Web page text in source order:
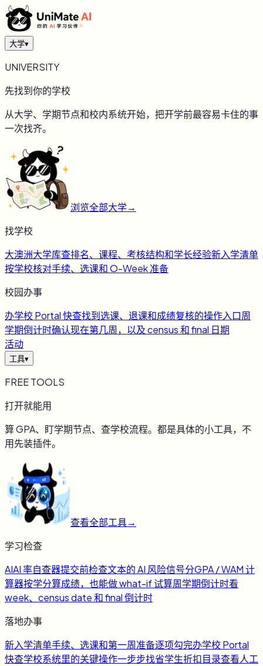
大学▾
UNIVERSITY
先找到你的学校
从大学、学期节点和校内系统开始，把开学前最容易卡住的事
一次找齐。
浏览全部大学→
找学校
大澳洲大学库查排名、课程、考核结构和学长经验新入学清单
按学校核对手续、选课和 O-Week 准备
校园办事
办学校 Portal 快查找到选课、退课和成绩复核的操作入口周
学期倒计时确认现在第几周，以及 census 和 final 日期
活动
工具▾
FREE TOOLS
打开就能用
算 GPA、盯学期节点、查学校流程。都是具体的小工具，不
用先装插件。
查看全部工具→
学习检查
AIAI 率自查器提交前检查文本的 AI 风险信号分GPA / WAM 计
算器按学分算成绩，也能做 what-if 试算周学期倒计时看
week、census date 和 final 倒计时
落地办事
新入学清单手续、选课和第一周准备逐项勾完办学校 Portal
快查学校系统里的关键操作一步步找省学生折扣目录查看人工